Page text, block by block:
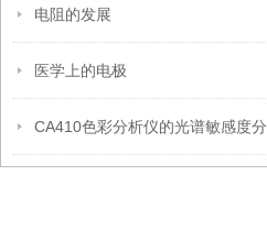
电阻的发展
医学上的电极
CA410色彩分析仪的光谱敏感度